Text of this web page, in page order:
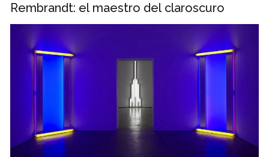
Rembrandt: el maestro del claroscuro